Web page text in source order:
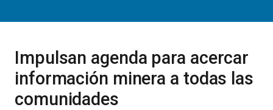
Impulsan agenda para acercar
información minera a todas las
comunidades